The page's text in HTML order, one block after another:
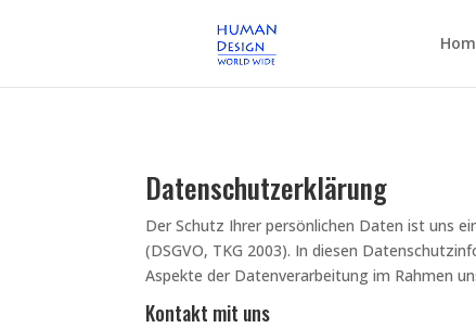
Datenschutzerklärung
Der Schutz Ihrer persönlichen Daten ist uns
(DSGVO, TKG 2003). In diesen
Aspekte der Datenverarbeitung im Rahmen
Kontakt mit uns